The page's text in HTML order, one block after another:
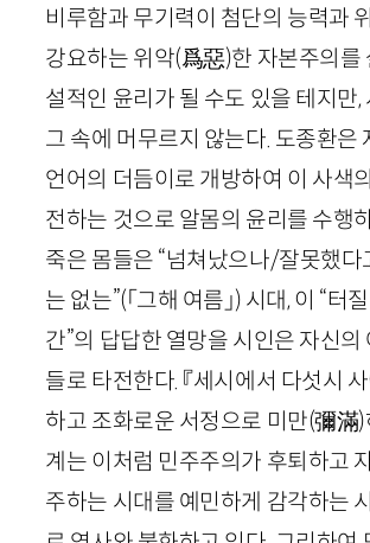
비루함과 무기력이 첨단의 능력과
강요하는 위악(爲惡)한 자본주의를
설적인 윤리가 될 수도 있을 테지만,
그 속에 머무르지 않는다. 도종환은
언어의 더듬이로 개방하여 이 사색
전하는 것으로 알몸의 윤리를 수행
죽은 몸들은 “넘쳐났으나/잘못했다
는 없는”(「그해 여름」) 시대, 이 “터
간”의 답답한 열망을 시인은 자신의
들로 타전한다. 『세시에서 다섯시 사
하고 조화로운 서정으로 미만(彌滿)
계는 이처럼 민주주의가 후퇴하고
주하는 시대를 예민하게 감각하는